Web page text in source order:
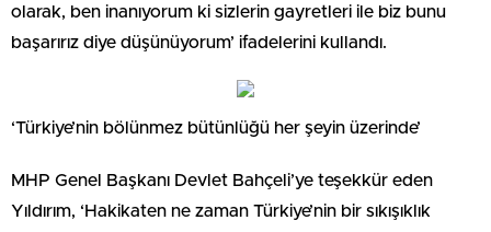
olarak, ben inanıyorum ki sizlerin gayretleri ile biz bunu
başarırız diye düşünüyorum’ ifadelerini kullandı.
‘Türkiye’nin bölünmez bütünlüğü her şeyin üzerinde’
MHP Genel Başkanı Devlet Bahçeli’ye teşekkür eden
Yıldırım, ‘Hakikaten ne zaman Türkiye’nin bir sıkışıklık